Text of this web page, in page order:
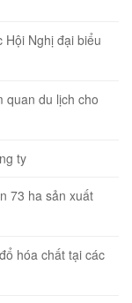
Nghị đại biểu
quan du lịch cho
ty
73 ha sản xuất
hóa chất tại các